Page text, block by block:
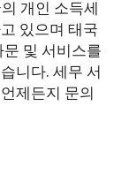
개인 소득세
있으며 태국
및 서비스를
니다. 세무 서
제든지 문의